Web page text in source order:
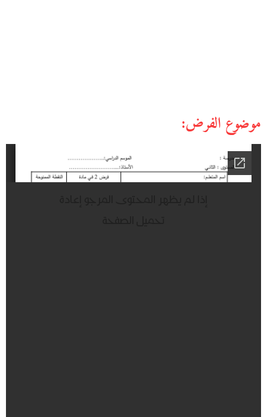
موضوع الفرض: